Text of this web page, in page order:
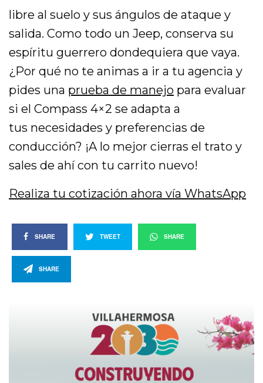
libre al suelo y sus ángulos de ataque y
salida. Como todo un Jeep, conserva su
espíritu guerrero dondequiera que vaya.
¿Por qué no te animas a ir a tu agencia y
pides una prueba de manejo para evaluar
si el Compass 4×2 se adapta a
tus necesidades y preferencias de
conducción? ¡A lo mejor cierras el trato y
sales de ahí con tu carrito nuevo!
Realiza tu cotización ahora vía WhatsApp
SHARE TWEET SHARE
SHARE